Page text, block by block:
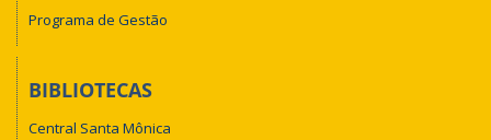
Programa de Gestão
BIBLIOTECAS
Central Santa Mônica